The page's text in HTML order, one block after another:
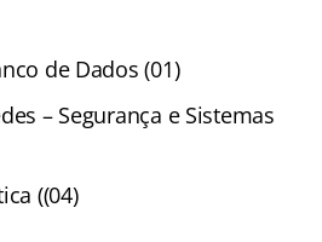
de Dados (01)
– Segurança e Sistemas
((04)